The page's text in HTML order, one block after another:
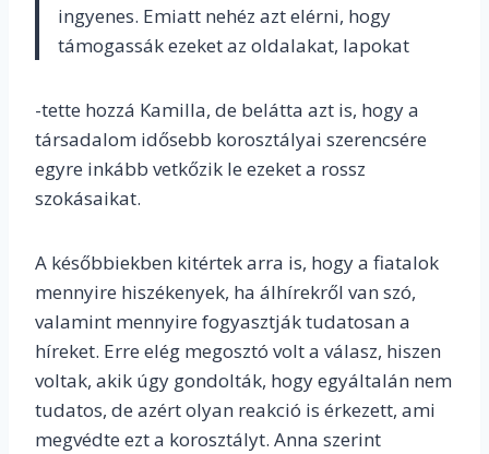
ingyenes. Emiatt nehéz azt elérni, hogy
támogassák ezeket az oldalakat, lapokat
-tette hozzá Kamilla, de belátta azt is, hogy a
társadalom idősebb korosztályai szerencsére
egyre inkább vetkőzik le ezeket a rossz
szokásaikat.
A későbbiekben kitértek arra is, hogy a fiatalok
mennyire hiszékenyek, ha álhírekről van szó,
valamint mennyire fogyasztják tudatosan a
híreket. Erre elég megosztó volt a válasz, hiszen
voltak, akik úgy gondolták, hogy egyáltalán nem
tudatos, de azért olyan reakció is érkezett, ami
megvédte ezt a korosztályt. Anna szerint